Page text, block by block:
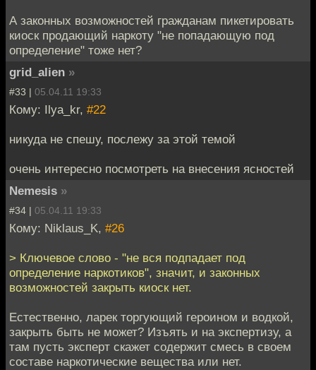
А законных возможностей гражданам пикетировать
киоск продающий наркоту "не попадающую под
определение" тоже нет?
grid_alien »
#33 | 05.04.11 19:33
Кому: Ilya_kr, #22
никуда не спешу, послежу за этой темой
очень интересно посмотреть на внесения ясностей
Nemesis »
#34 | 05.04.11 19:33
Кому: Niklaus_K, #26
> Ключевое слово - "не вся подпадает под
определение наркотиков", значит, и законных
возможностей закрыть киоск нет.
Естественно, ларек торгующий героином и водкой,
закрыть быть не может? Изъять и на экспертизу, а
там пусть эксперт скажет содержит смесь в своем
составе наркотические вещества или нет.